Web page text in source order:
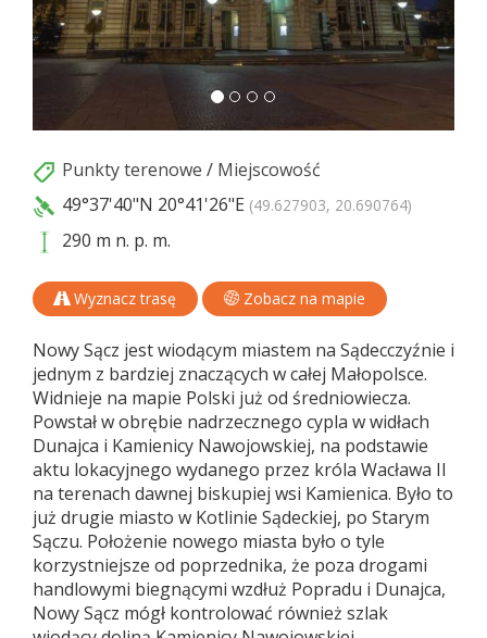
Punkty terenowe / Miejscowość
49°37'40"N 20°41'26"E (49.627903, 20.690764)
290 m n. p. m.
Wyznacz trasę Zobacz na mapie
Nowy Sącz jest wiodącym miastem na Sądecczyźnie i
jednym z bardziej znaczących w całej Małopolsce.
Widnieje na mapie Polski już od średniowiecza.
Powstał w obrębie nadrzecznego cypla w widłach
Dunajca i Kamienicy Nawojowskiej, na podstawie
aktu lokacyjnego wydanego przez króla Wacława II
na terenach dawnej biskupiej wsi Kamienica. Było to
już drugie miasto w Kotlinie Sądeckiej, po Starym
Sączu. Położenie nowego miasta było o tyle
korzystniejsze od poprzednika, że poza drogami
handlowymi biegnącymi wzdłuż Popradu i Dunajca,
Nowy Sącz mógł kontrolować również szlak